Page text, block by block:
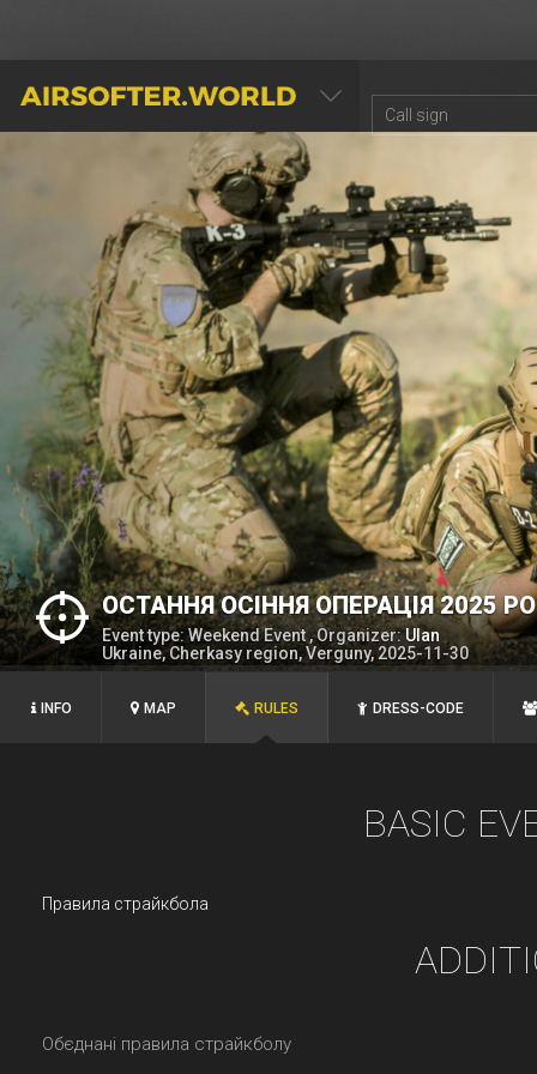
AIRSOFTER.WORLD
ОСТАННЯ ОСІННЯ ОПЕРАЦІЯ 2025
Event type: Weekend Event , Organizer:Ulan
Ukraine, Cherkasy region, Verguny, 2025-11-30
INFO MAP RULES DRESS-CODE
BASIC
Правила страйкбола
Обєднані правила страйкболу